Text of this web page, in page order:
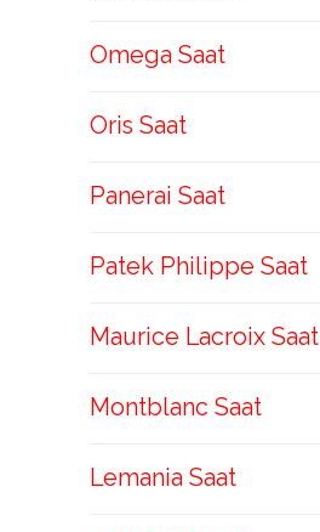
Omega Saat
Oris Saat
Panerai Saat
Patek Philippe Saat
Maurice Lacroix Saat
Montblanc Saat
Lemania Saat